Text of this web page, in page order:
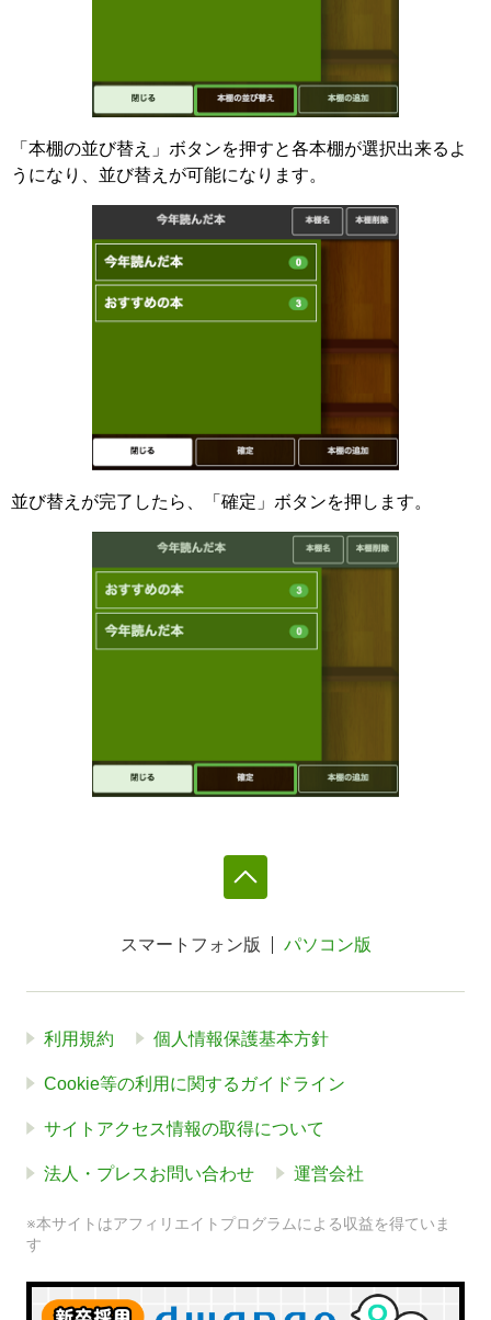
「本棚の並び替え」ボタンを押すと各本棚が選択出来るよ
うになり、並び替えが可能になります。
並び替えが完了したら、「確定」ボタンを押します。
スマートフォン版 パソコン版
利用規約 個人情報保護基本方針
Cookie等の利用に関するガイドライン
サイトアクセス情報の取得について
法人・プレスお問い合わせ 運営会社
※本サイトはアフィリエイトプログラムによる収益を得ていま
す